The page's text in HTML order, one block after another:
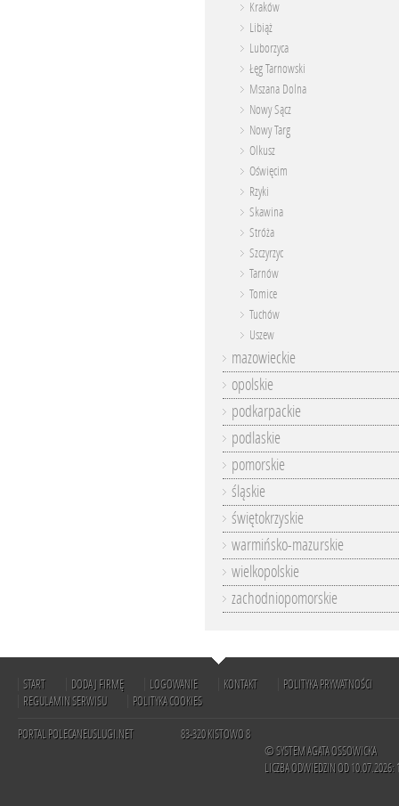
Kraków
Libiąż
Luborzyca
Łęg Tarnowski
Mszana Dolna
Nowy Sącz
Nowy Targ
Olkusz
Oświęcim
Rzyki
Skawina
Stróża
Szczyrzyc
Tarnów
Tomice
Tuchów
Uszew
mazowieckie
opolskie
podkarpackie
podlaskie
pomorskie
śląskie
świętokrzyskie
warmińsko-mazurskie
wielkopolskie
zachodniopomorskie
START DODAJ FIRMĘ LOGOWANIE KONTAKT
POLITYKA PRYWATNOŚCI
REGULAMIN SERWISU
POLITYKA COOKIES
PORTAL POLECANEUSLUGI.NET
83-320 KISTOWO 8
© SYSTEM AGATA OSSOWICKA
LICZBA ODWIEDZIN OD 10.07.2026: